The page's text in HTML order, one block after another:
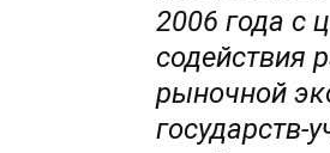
2006 года с
содействия
рыночной
государств-